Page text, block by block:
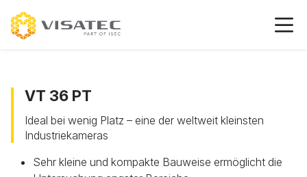
VT 36 PT
Ideal bei wenig Platz – eine der weltweit kleinsten
Industriekameras
Sehr kleine und kompakte Bauweise ermöglicht die